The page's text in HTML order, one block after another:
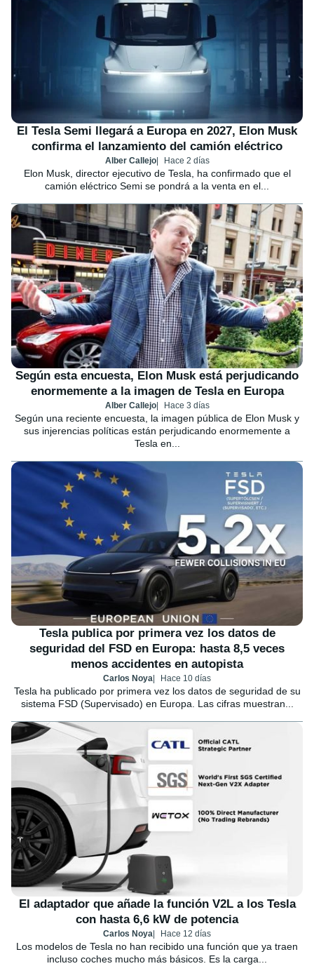
El Tesla Semi llegará a Europa en 2027, Elon Musk
confirma el lanzamiento del camión eléctrico
Alber Callejo Hace 2 días
Elon Musk, director ejecutivo de Tesla, ha confirmado que el
camión eléctrico Semi se pondrá a la venta en el...
Según esta encuesta, Elon Musk está perjudicando
enormemente a la imagen de Tesla en Europa
Alber Callejo Hace 3 días
Según una reciente encuesta, la imagen pública de Elon Musk y
sus injerencias políticas están perjudicando enormemente a
Tesla en...
Tesla publica por primera vez los datos de
seguridad del FSD en Europa: hasta 8,5 veces
menos accidentes en autopista
Carlos Noya Hace 10 días
Tesla ha publicado por primera vez los datos de seguridad de su
sistema FSD (Supervisado) en Europa. Las cifras muestran...
El adaptador que añade la función V2L a los Tesla
con hasta 6,6 kW de potencia
Carlos Noya Hace 12 días
Los modelos de Tesla no han recibido una función que ya traen
incluso coches mucho más básicos. Es la carga...